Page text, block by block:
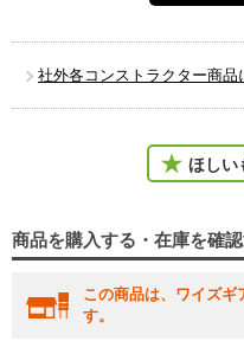
社外各コンストラクター商品
ほしい
商品を購入する・在庫を確
この商品は、ワイズギ
す。